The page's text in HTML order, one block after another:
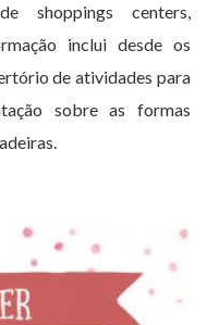
shoppings centers,
inclui desde os
de atividades para
sobre as formas